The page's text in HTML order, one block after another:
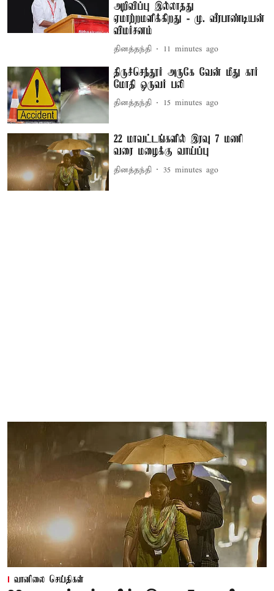
அறிவிப்பு இல்லாதது
ஏமாற்றமளிக்கிறது - மு. வீரபாண்டியன்
விமர்சனம்
தினத்தந்தி 11 minutes ago
திருச்செந்தூர் அருகே வேன் மீது கார்
மோதி ஒருவர் பலி
தினத்தந்தி 15 minutes ago
22 மாவட்டங்களில் இரவு 7 மணி
வரை மழைக்கு வாய்ப்பு
தினத்தந்தி 35 minutes ago
வானிலை செய்திகள்